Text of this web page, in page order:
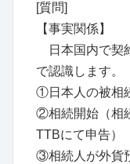
[質問]
【事実関係】
日本国内で契
で認識します。
①日本人の被相
②相続開始（相
TTBにて申告）
③相続人が外貨